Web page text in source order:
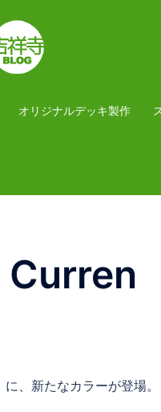
オリジナルデッキ製作
Curren
、新たなカラーが登場。